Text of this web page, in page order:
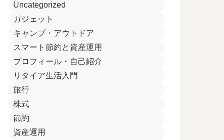
Uncategorized
ガジェット
キャンプ・アウトドア
スマート節約と資産運用
プロフィール・自己紹介
リタイア生活入門
旅行
株式
節約
資産運用